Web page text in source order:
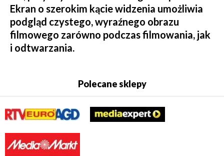
Ekran o szerokim kącie widzenia umożliwia
podgląd czystego, wyraźnego obrazu
filmowego zarówno podczas filmowania, jak
i odtwarzania.
Polecane sklepy